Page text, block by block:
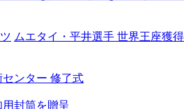
ムエタイ・平井選手 世界王座獲得
ンター 修了式
封筒を贈呈